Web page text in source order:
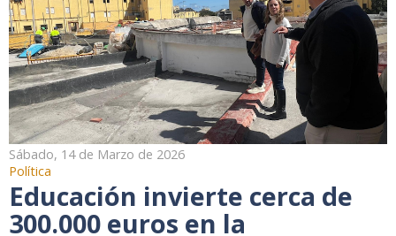
Sábado, 14 de Marzo de 2026
Política
Educación invierte cerca de
300.000 euros en la